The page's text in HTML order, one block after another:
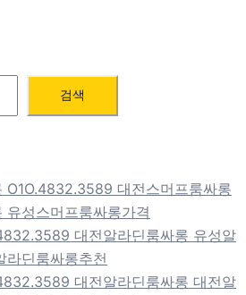
검색
O1O.4832.3589 대전스머프룸싸롱
유성스머프룸싸롱가격
대전알라딘룸싸롱 유성알
라딘룸싸롱추천
대전알라딘룸싸롱 대전알